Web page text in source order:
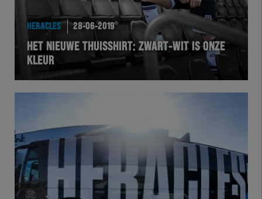
HERACLES 28-06-2019
HET NIEUWE THUISSHIRT: ZWART-WIT IS ONZE
KLEUR